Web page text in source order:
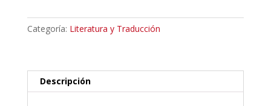
cantidad
Categoría: Literatura y Traducción
Descripción